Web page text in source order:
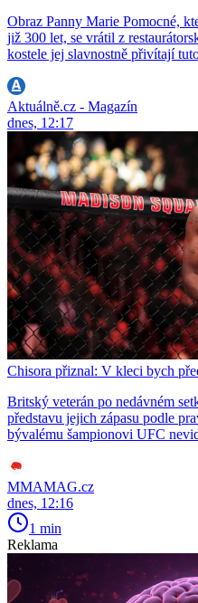
Obraz Panny Marie Pomocné,
již 300 let, se vrátil z
kostele jej slavnostně přivítají
Aktuálně.cz - Magazín
dnes, 12:17
Chisora přiznal: V kleci bych
Britský veterán po nedávném
představu jejich zápasu podle
bývalému šampionovi UFC
MMAMAG.cz
dnes, 12:16
1 min
Reklama